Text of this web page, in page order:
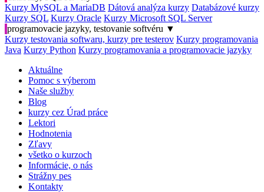
Kurzy MySQL a MariaDB Dátová analýza kurzy Databázové kurzy
Kurzy SQL Kurzy Oracle Kurzy Microsoft SQL Server
programovacie jazyky, testovanie softvéru ▼
Kurzy testovania softwaru, kurzy pre testerov Kurzy programovania
Java Kurzy Python Kurzy programovania a programovacie jazyky
Aktuálne
Pomoc s výberom
Naše služby
Blog
kurzy cez Úrad práce
Lektori
Hodnotenia
Zľavy
všetko o kurzoch
Informácie, o nás
Strážny pes
Kontakty